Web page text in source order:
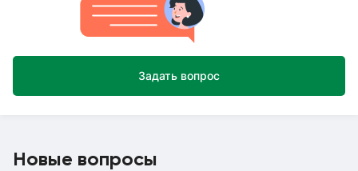
Задать вопрос
Новые вопросы